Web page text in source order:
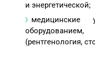
и энергетической;
медицинские
(рентгенология,